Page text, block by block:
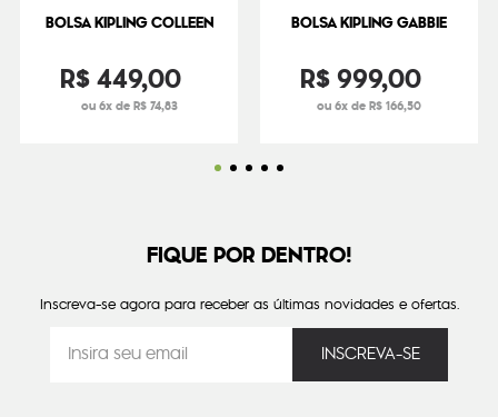
BOLSA KIPLING COLLEEN
R$449,00
ou 6x de R$ 74,83
BOLSA KIPLING GABBIE
R$999,00
ou 6x de R$ 166,50
FIQUE POR DENTRO!
Inscreva-se agora para receber as últimas novidades e ofertas.